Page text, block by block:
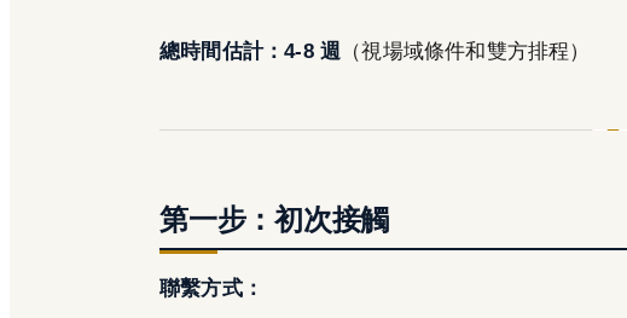
總時間估計：4-8 週 （視場域條件和雙方排程）
第一步：初次接觸
聯繫方式：